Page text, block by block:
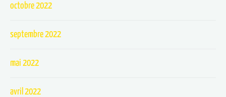
octobre 2022
septembre 2022
mai 2022
avril 2022